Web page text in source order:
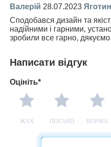
Валерій 28.07.2023 Яготин
Сподобався дизайн та
надійними і гарними,
зробили все гарно, дякуємо.
Написати відгук
Оцініть*
ЖАХ ПОГАНО НОРМА